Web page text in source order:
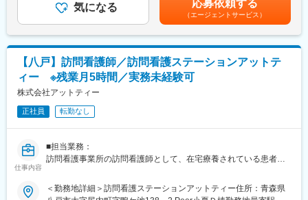
同社のフィールドエンジニアとして主力製品である「全自動調剤
分包機」や「リアルタイム薬品管理装置」といった調剤IoT機器の
【業務詳細】
（1）メンテナンス契約を締結していただいているお客様に定期的
に伺って機械の状態を確認調整する業務
（2）メンテナンス契約の有無に関わらず全ての機械トラブルに対
する緊急対応
（3）新しい機械を導入する際の導入設置作業
（4）メンテナンスに関する書類作成（保守契約更新、修理履歴・
機器状態報告書など）
【ポジションの魅力】
全く無い方でも立ち上りが可能となっております。
回■賞与：年2回年収420万円／30歳 経験5年年収500万円／32歳
経験7年賃金はあくまでも目安の金額であり、選考を通じて上下す
る可能性があります。月給(月額)は固定手当を含めた表記です。
気になる 応募依頼する
（エージェントサービス）
【八戸】訪問看護師／訪問看護ステーションアットテ
ィー ※残業月5時間／実務未経験可
株式会社アットティー
正社員 転勤なし
仕事内容
■担当業務：
訪問看護事業所の訪問看護師として、在宅療養されている患者様
■業務補足：
＜勤務地詳細＞訪問看護ステーションアットティー住所：青森県